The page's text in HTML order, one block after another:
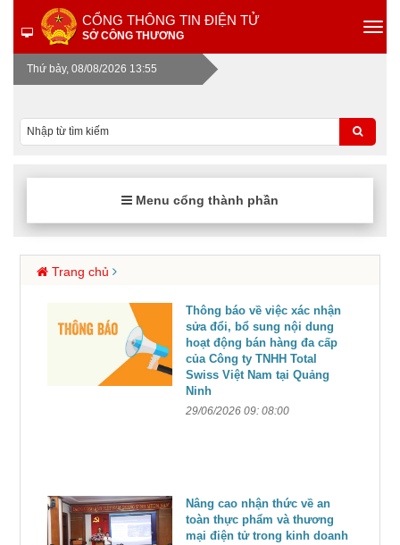
CỔNG THÔNG TIN ĐIỆN TỬ
SỞ CÔNG THƯƠNG
Thứ bảy, 08/08/2026 13:55
Menu cổng thành phần
Trang chủ
Thông báo về việc xác nhận
sửa đổi, bổ sung nội dung
hoạt động bán hàng đa cấp
của Công ty TNHH Total
Swiss Việt Nam tại Quảng
Ninh
29/06/2026 09: 08:00
Nâng cao nhận thức về an
toàn thực phẩm và thương
mại điện tử trong kinh doanh